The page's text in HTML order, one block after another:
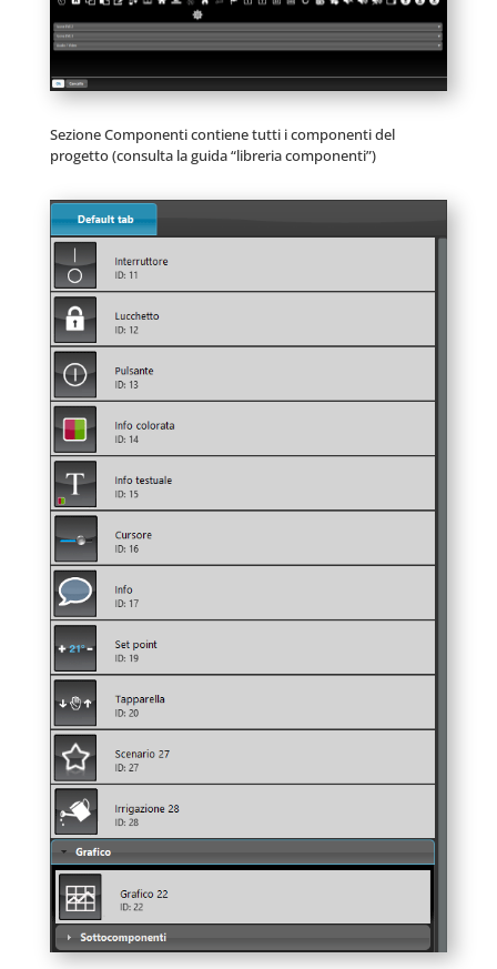
Sezione Componenti contiene tutti i componenti del
progetto (consulta la guida “libreria componenti”)